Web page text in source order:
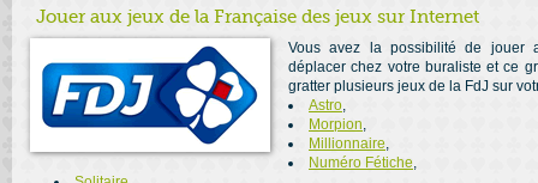
Jouer aux jeux de la Française des jeux sur Internet
Vous avez la possibilité de jouer
déplacer chez votre buraliste et ce
gratter plusieurs jeux de la FdJ sur
Astro,
Morpion,
Millionnaire,
Numéro Fétiche,